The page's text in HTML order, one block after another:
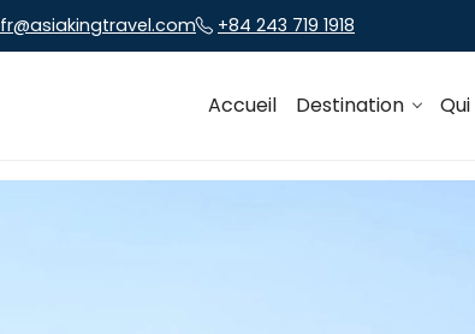
fr@asiakingtravel.com +84 243 719 1918
Accueil Destination